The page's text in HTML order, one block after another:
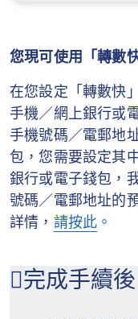
您現可使用「轉數
在您設定「轉數快
手機／網上銀行或
手機號碼／電郵地
包，您需要設定其
銀行或電子錢包，
號碼／電郵地址的
詳情， 請按此 。
完成手續後